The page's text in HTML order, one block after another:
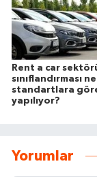
Rent a car
sınıflandırması
standartlara
yapılıyor?
Yorumlar